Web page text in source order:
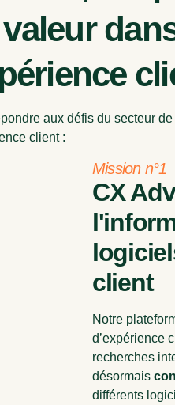
aux défis du secteur
client :
Mission n°1
CX
client
Notre
d’expérience
recherches
désormais
différents